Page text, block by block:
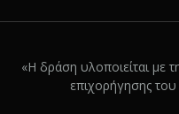
«Η δράση υλοποιείται με
επιχορήγησης